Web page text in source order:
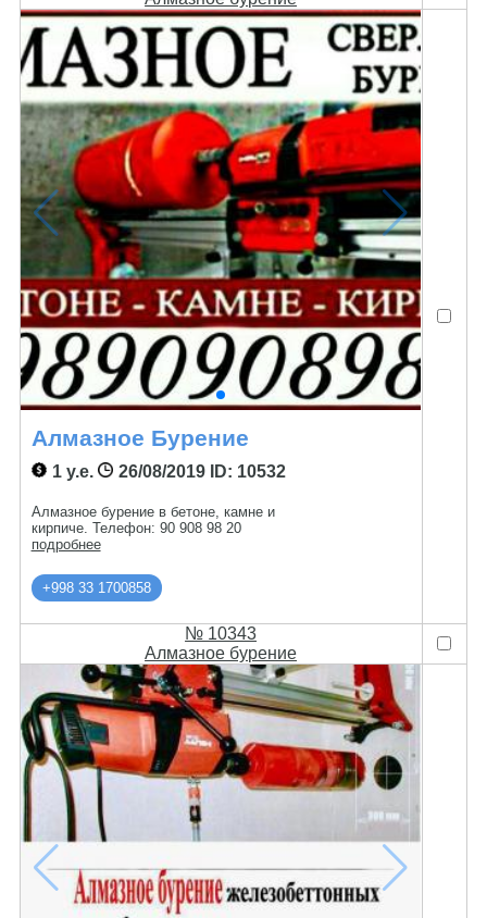
Алмазное Бурение
1 у.е. 26/08/2019ID: 10532
Алмазное бурение в бетоне, камне и
кирпиче. Телефон: 90 908 98 20
подробнее
+998 33 1700858
№ 10343
Алмазное бурение